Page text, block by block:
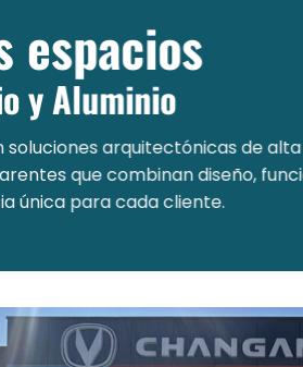
espacios
y Aluminio
arquitectónicas de
que combinan diseño,
única para cada cliente.